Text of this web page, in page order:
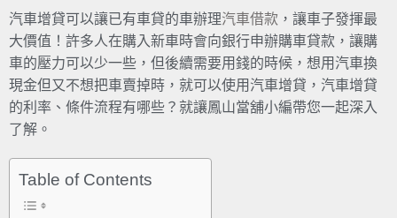
汽車增貸可以讓已有車貸的車辦理汽車借款 ，讓車子發揮最
大價值！許多人在購入新車時會向銀行申辦購車貸款，讓購
車的壓力可以少一些，但後續需要用錢的時候，想用汽車換
現金但又不想把車賣掉時，就可以使用汽車增貸，汽車增貸
的利率、條件流程有哪些？就讓鳳山當舖小編帶您一起深入
了解。
Table of Contents